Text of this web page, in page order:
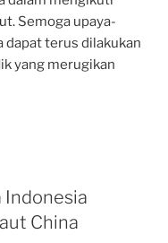
Semoga upaya-
dapat terus dilakukan
yang merugikan
Indonesia
China